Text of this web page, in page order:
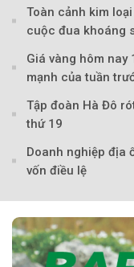
Toàn cảnh kim
cuộc đua khoáng
Giá vàng hôm nay
mạnh của tuần
Tập đoàn Hà Đô
thứ 19
Doanh nghiệp địa
vốn điều lệ